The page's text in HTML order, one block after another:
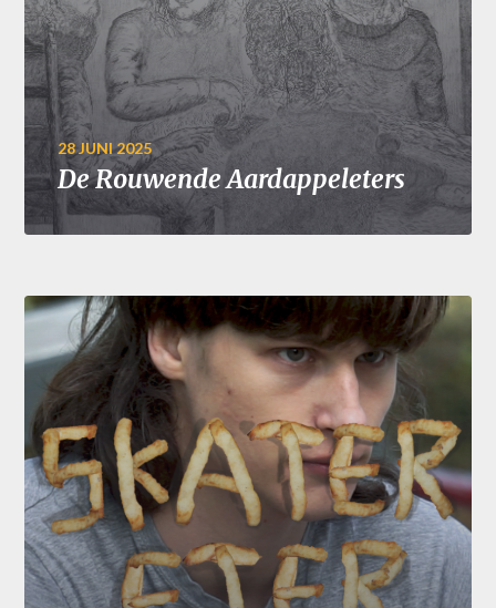
28 JUNI 2025
De Rouwende Aardappeleters